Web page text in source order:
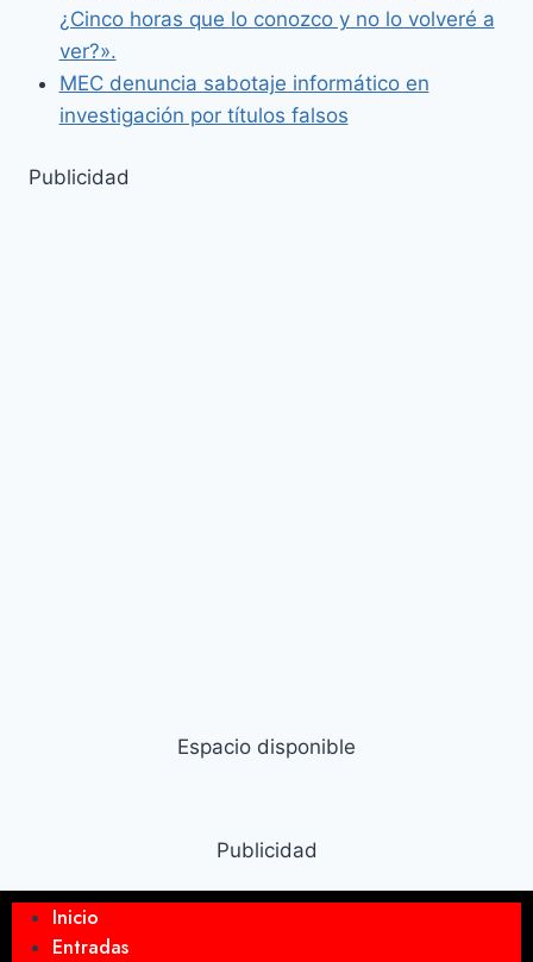
¿Cinco horas que lo conozco y no lo volveré a
ver?».
MEC denuncia sabotaje informático en
investigación por títulos falsos
Publicidad
Espacio disponible
Publicidad
Inicio
Entradas